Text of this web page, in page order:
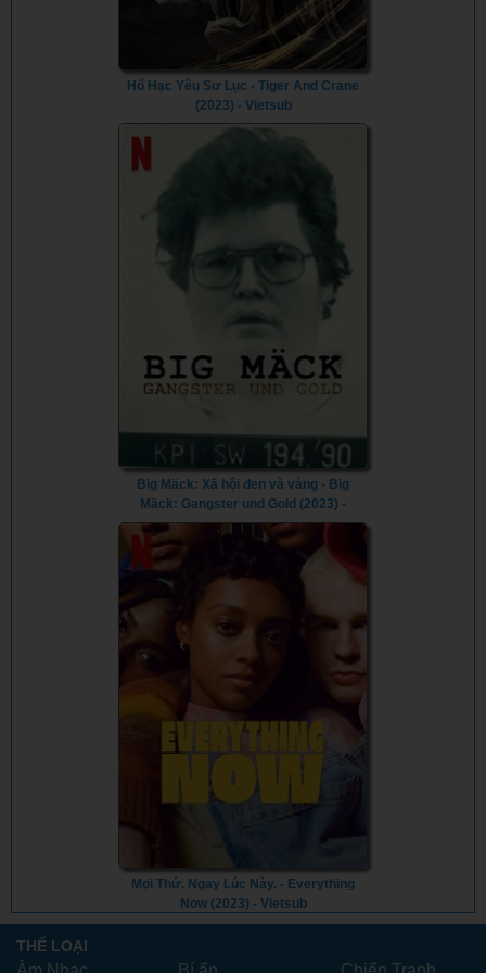
Hổ Hạc Yêu Sư Lục - Tiger And Crane
(2023) - Vietsub
Big Mäck: Xã hội đen và vàng - Big
Mäck: Gangster und Gold (2023) -
Vietsub
Mọi Thứ. Ngay Lúc Này. - Everything
Now (2023) - Vietsub
THỂ LOẠI